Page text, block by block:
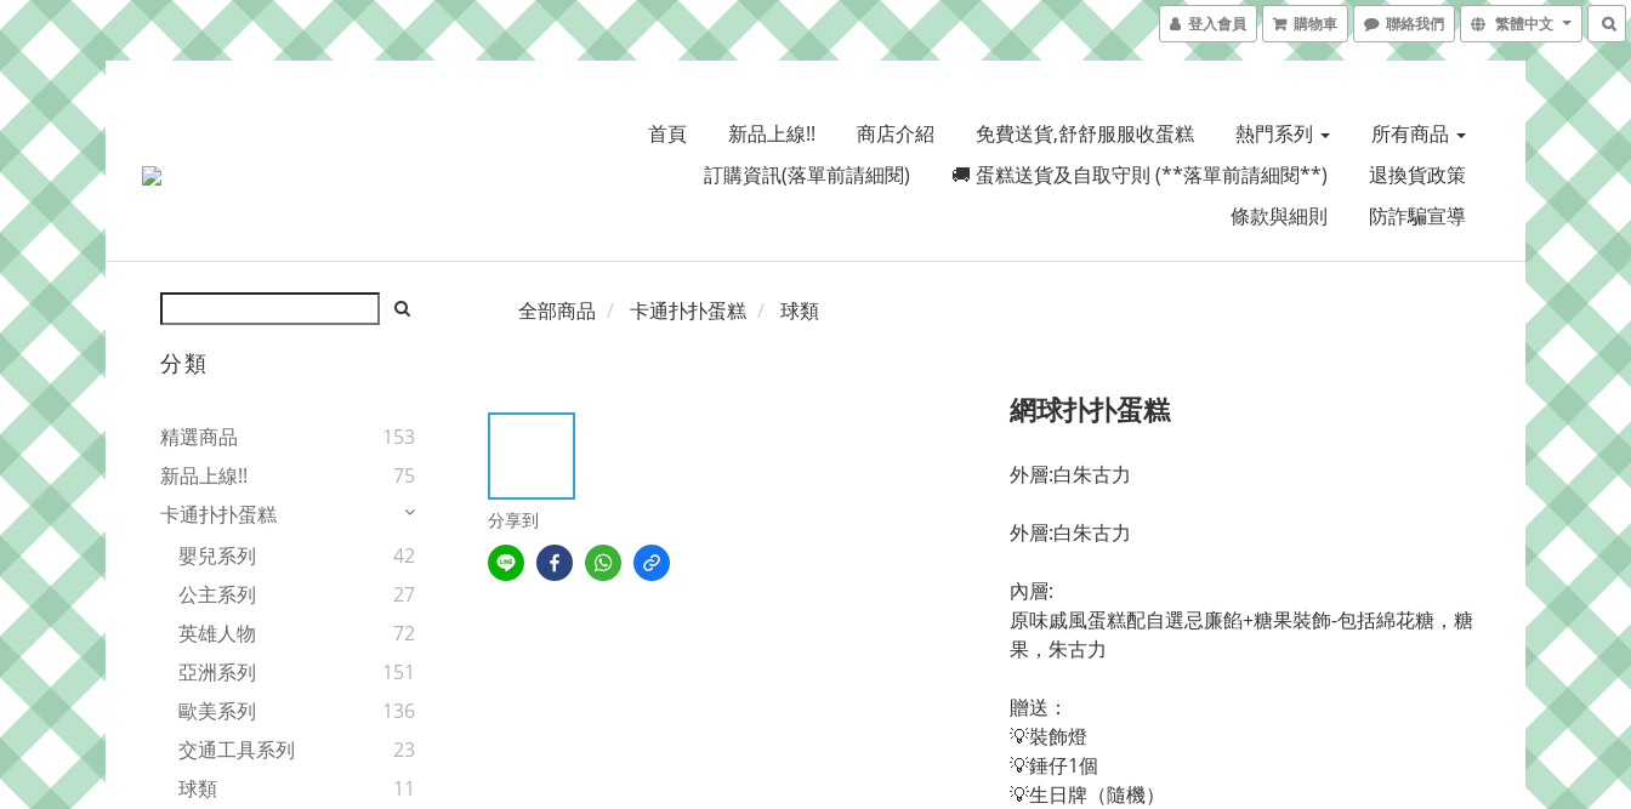
登入會員 購物車 聯絡我們 繁體中文
首頁 新品上線!! 商店介紹 免費送貨,舒舒服服收蛋糕 熱門系列
所有商品
訂購資訊(落單前請細閱)
🚚 蛋糕送貨及自取守則 (**落單前請細閱**)
退換貨政策
條款與細則
防詐騙宣導
分類
精選商品
153
新品上線!!
75
卡通扑扑蛋糕
嬰兒系列
42
公主系列
27
英雄人物
72
亞洲系列
151
歐美系列
136
交通工具系列
23
球類
11
全部商品 卡通扑扑蛋糕 球類
分享到
網球扑扑蛋糕
外層:白朱古力
外層:白朱古力
內層:
原味戚風蛋糕配自選忌廉餡+糖果裝飾-包括綿花糖，糖
果，朱古力
贈送：
💡裝飾燈
💡錘仔1個
💡生日牌（隨機）